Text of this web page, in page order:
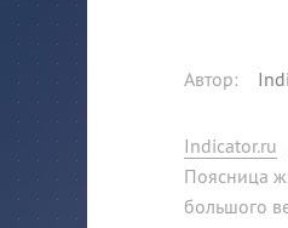
Автор:
Indicator.ru
Поясница
большого